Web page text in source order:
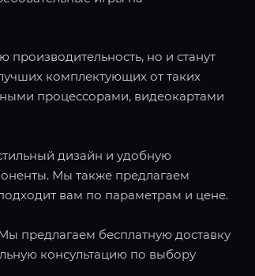
но и станут
комплектующих от таких
процессорами, видеокартами
дизайн и удобную
Мы также предлагаем
вам по параметрам и цене.
предлагаем бесплатную доставку
консультацию по выбору